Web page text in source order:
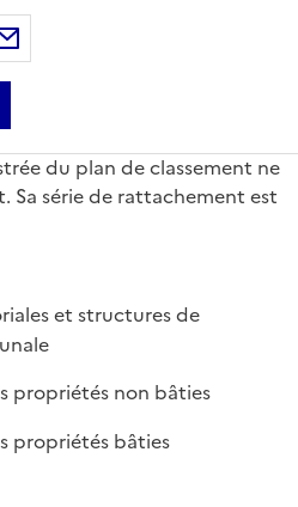
Twittersur LinkedIn
du plan de classement ne
série de rattachement est
et structures de
propriétés non bâties
propriétés bâties